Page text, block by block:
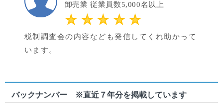
卸売業 従業員数5,000名以上
税制調査会の内容なども発信してくれ助かって
います。
バックナンバー ※直近７年分を掲載しています